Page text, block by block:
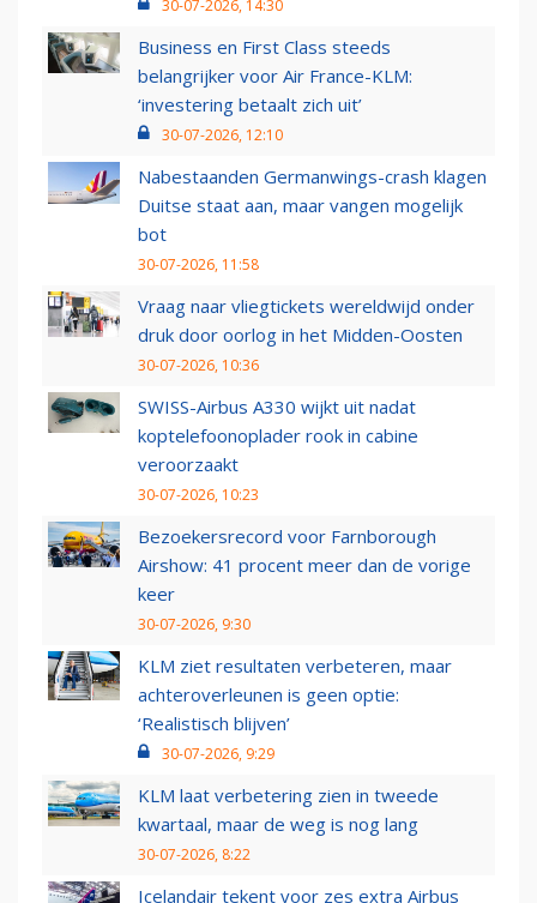
30-07-2026, 14:30
Business en First Class steeds
belangrijker voor Air France-KLM:
‘investering betaalt zich uit’
30-07-2026, 12:10
Nabestaanden Germanwings-crash klagen
Duitse staat aan, maar vangen mogelijk
bot
30-07-2026, 11:58
Vraag naar vliegtickets wereldwijd onder
druk door oorlog in het Midden-Oosten
30-07-2026, 10:36
SWISS-Airbus A330 wijkt uit nadat
koptelefoonoplader rook in cabine
veroorzaakt
30-07-2026, 10:23
Bezoekersrecord voor Farnborough
Airshow: 41 procent meer dan de vorige
keer
30-07-2026, 9:30
KLM ziet resultaten verbeteren, maar
achteroverleunen is geen optie:
‘Realistisch blijven’
30-07-2026, 9:29
KLM laat verbetering zien in tweede
kwartaal, maar de weg is nog lang
30-07-2026, 8:22
Icelandair tekent voor zes extra Airbus